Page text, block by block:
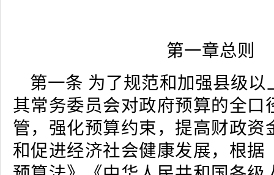
第一章总则
第一条 为了规范和加强县级以
其常务委员会对政府预算的全口
管，强化预算约束，提高财政资
和促进经济社会健康发展，根据